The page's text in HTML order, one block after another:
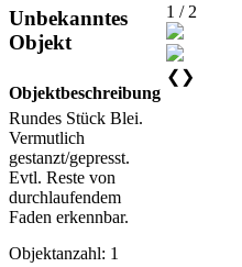
Unbekanntes
Objekt
Objektbeschreibung
Rundes Stück Blei.
Vermutlich
gestanzt/gepresst.
Evtl. Reste von
durchlaufendem
Faden erkennbar.
Objektanzahl: 1
1 / 2
❮ ❯